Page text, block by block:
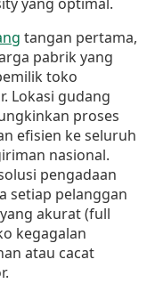
tangan pertama,
pabrik yang
toko
Lokasi gudang
proses
efisien ke seluruh
nasional.
pengadaan
setiap pelanggan
akurat (full
kegagalan
atau cacat